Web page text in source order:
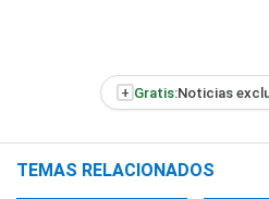
+ Gratis:Noticias
TEMAS RELACIONADOS